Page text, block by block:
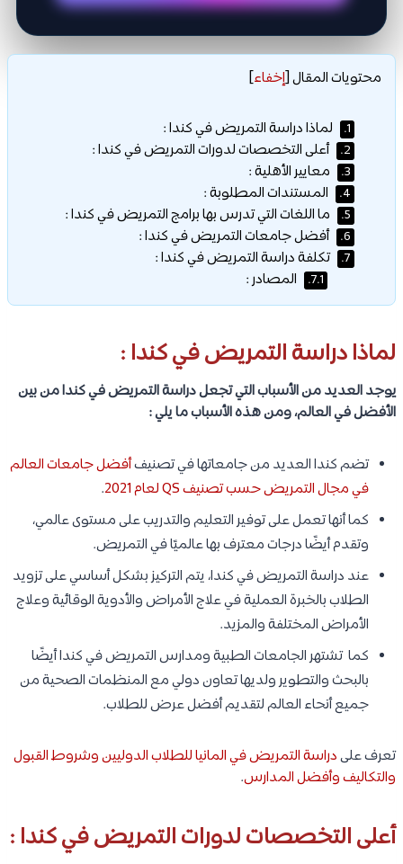
محتويات المقال[إخفاء]
1. لماذا دراسة التمريض في كندا :
2. أعلى التخصصات لدورات التمريض في كندا :
3. معايير الأهلية :
4. المستندات المطلوبة :
5. ما اللغات التي تدرس بها برامج التمريض في كندا :
6. أفضل جامعات التمريض في كندا :
7. تكلفة دراسة التمريض في كندا :
7.1. المصادر :
لماذا دراسة التمريض في كندا :
يوجد العديد من الأسباب التي تجعل دراسة التمريض في كندا من بين
الأفضل في العالم، ومن هذه الأسباب ما يلي :
تضم كندا العديد من جامعاتها في تصنيفأفضل جامعات العالم
في مجال التمريض حسب تصنيف QS لعام 2021
.
كما أنها تعمل على توفير التعليم والتدريب على مستوى عالمي،
وتقدم أيضًا درجات معترف بها عالميًا في التمريض.
عند دراسة التمريض في كندا، يتم التركيز بشكل أساسي على تزويد
الطلاب بالخبرة العملية في علاج الأمراض والأدوية الوقائية وعلاج
الأمراض المختلفة والمزيد.
كما تشتهر الجامعات الطبية ومدارس التمريض في كندا أيضًا
بالبحث والتطوير ولديها تعاون دولي مع المنظمات الصحية من
جميع أنحاء العالم لتقديم أفضل عرض للطلاب.
تعرف علىدراسة التمريض في المانيا للطلاب الدوليين وشروط القبول
والتكاليف وأفضل المدارس.
أعلى التخصصات لدورات التمريض في كندا :